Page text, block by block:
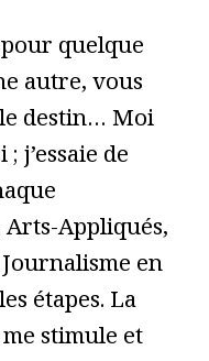
quelque
autre, vous
destin… Moi
j’essaie de
Appliqués,
en
étapes. La
stimule et